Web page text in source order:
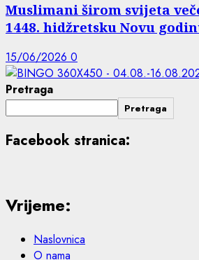
Muslimani širom svijeta
1448. hidžretsku Novu
15/06/2026 0
Pretraga
Pretraga
Facebook stranica:
Vrijeme:
Naslovnica
O nama